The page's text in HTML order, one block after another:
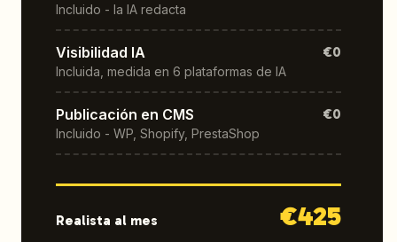
Incluido - la IA redacta
Visibilidad IA
Incluida, medida en 6 plataformas de IA
€0
Publicación en CMS
Incluido - WP, Shopify, PrestaShop
€0
Realista al mes €425